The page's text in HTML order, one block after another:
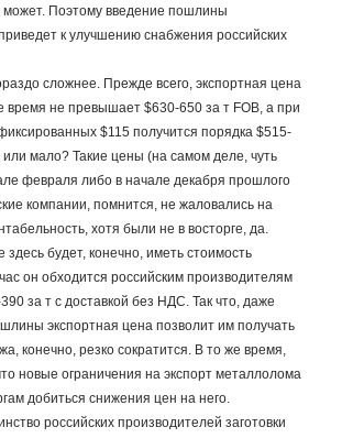
может. Поэтому введение пошлины
к улучшению снабжения российских
сложнее. Прежде всего, экспортная цена
время не превышает $630-650 за т FOB, а при
$115 получится порядка $515-
или мало? Такие цены (на самом деле, чуть
февраля либо в начале декабря прошлого
компании, помнится, не жаловались на
хотя были не в восторге, да.
здесь будет, конечно, иметь стоимость
он обходится российским производителям
за т с доставкой без НДС. Так что, даже
экспортная цена позволит им получать
конечно, резко сократится. В то же время,
новые ограничения на экспорт металлолома
добиться снижения цен на него.
российских производителей заготовки